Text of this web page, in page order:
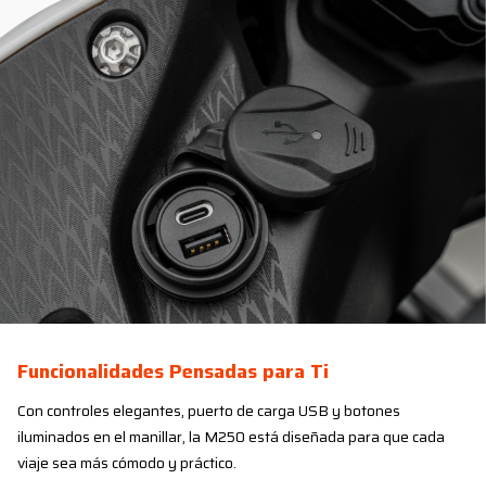
Funcionalidades Pensadas para Ti
Con controles elegantes, puerto de carga USB y botones
iluminados en el manillar, la M250 está diseñada para que cada
viaje sea más cómodo y práctico.